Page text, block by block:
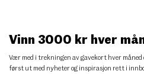
Vinn 3000 kr hver
Vær med i trekningen av gavekort hver måned
først ut med nyheter og inspirasjon rett i